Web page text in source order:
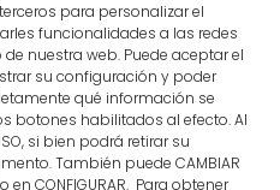
para personalizar el
funcionalidades a las redes
nuestra web. Puede aceptar el
su configuración y poder
qué información se
botones habilitados al efecto. Al
si bien podrá retirar su
También puede CAMBIAR
CONFIGURAR. Para obtener